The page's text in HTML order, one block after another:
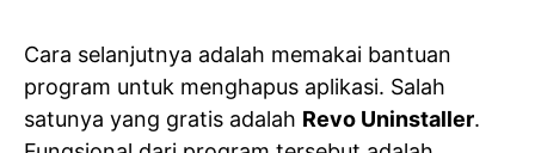
Cara selanjutnya adalah memakai bantuan
program untuk menghapus aplikasi. Salah
satunya yang gratis adalah Revo Uninstaller.